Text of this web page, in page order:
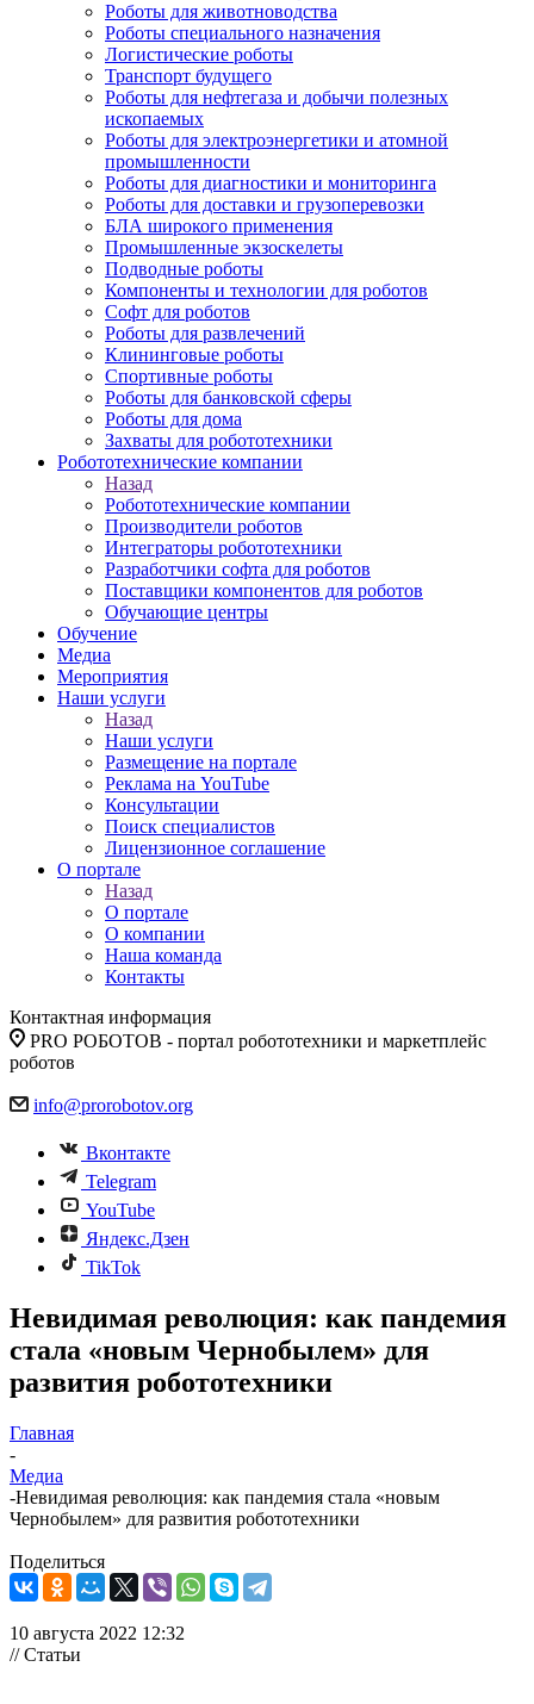
Роботы для животноводства
Роботы специального назначения
Логистические роботы
Транспорт будущего
Роботы для нефтегаза и добычи полезных
ископаемых
Роботы для электроэнергетики и атомной
промышленности
Роботы для диагностики и мониторинга
Роботы для доставки и грузоперевозки
БЛА широкого применения
Промышленные экзоскелеты
Подводные роботы
Компоненты и технологии для роботов
Софт для роботов
Роботы для развлечений
Клининговые роботы
Спортивные роботы
Роботы для банковской сферы
Роботы для дома
Захваты для робототехники
Робототехнические компании
Назад
Робототехнические компании
Производители роботов
Интеграторы робототехники
Разработчики софта для роботов
Поставщики компонентов для роботов
Обучающие центры
Обучение
Медиа
Мероприятия
Наши услуги
Назад
Наши услуги
Размещение на портале
Реклама на YouTube
Консультации
Поиск специалистов
Лицензионное соглашение
О портале
Назад
О портале
О компании
Наша команда
Контакты
Контактная информация
PRO РОБОТОВ - портал робототехники и маркетплейс
роботов
info@prorobotov.org
Вконтакте
Telegram
YouTube
Яндекс.Дзен
TikTok
Невидимая революция: как пандемия
стала «новым Чернобылем» для
развития робототехники
Главная
-
Медиа
-Невидимая революция: как пандемия стала «новым
Чернобылем» для развития робототехники
Поделиться
10 августа 2022 12:32
// Статьи